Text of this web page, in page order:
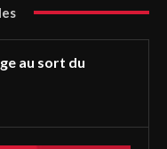
au sort du